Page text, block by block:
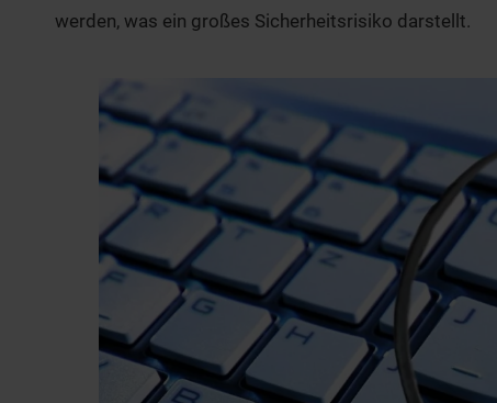
werden, was ein großes Sicherheitsrisiko darstellt.